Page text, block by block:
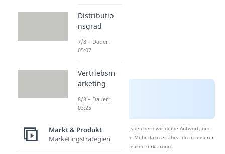
Nach Beantwortung speichern wir deine Antwort, um
Studyflix zu verbessern. Mehr dazu erfährst du in unserer
Datenschutzerklärung
Distributio
nsgrad
7/8 – Dauer:
05:07
Vertriebsm
arketing
8/8 – Dauer:
03:25
Markt & Produkt
Marketingstrategien